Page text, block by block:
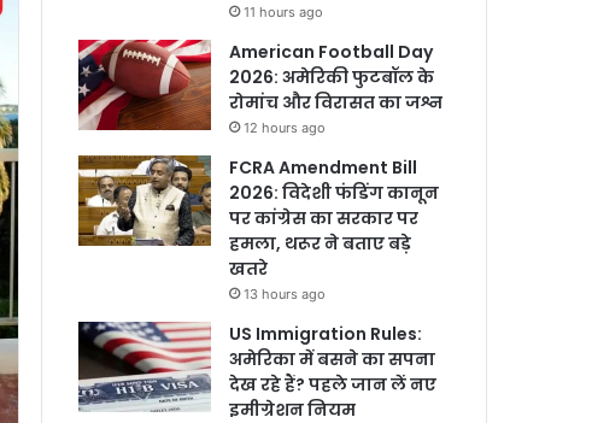
11 hours ago
American Football Day
2026: अमेरिकी फुटबॉल के
रोमांच और विरासत का जश्न
12 hours ago
FCRA Amendment Bill
2026: विदेशी फंडिंग कानून
पर कांग्रेस का सरकार पर
हमला, थरूर ने बताए बड़े
खतरे
13 hours ago
US Immigration Rules:
अमेरिका में बसने का सपना
देख रहे हैं? पहले जान लें नए
इमीग्रेशन नियम